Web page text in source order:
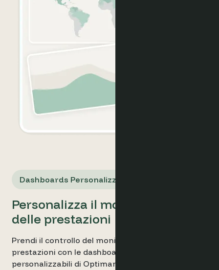
Dashboards Personalizzate
Personalizza il monitoraggio
delle prestazioni
Prendi il controllo del monitoraggio delle tue
prestazioni con le dashboard completamente
personalizzabili di Optimand. Scegli le metriche e i